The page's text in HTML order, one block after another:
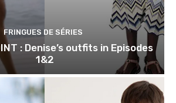
FRINGUES DE SÉRIES
: Denise’s outfits in Episodes
1&2